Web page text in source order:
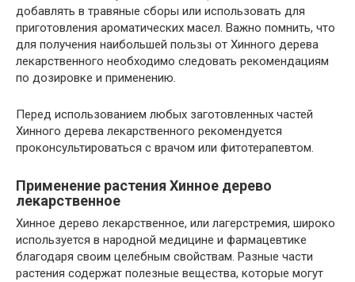
добавлять в травяные сборы или использовать для
приготовления ароматических масел. Важно помнить, что
для получения наибольшей пользы от Хинного дерева
лекарственного необходимо следовать рекомендациям
по дозировке и применению.
Перед использованием любых заготовленных частей
Хинного дерева лекарственного рекомендуется
проконсультироваться с врачом или фитотерапевтом.
Применение растения Хинное дерево
лекарственное
Хинное дерево лекарственное, или лагерстремия, широко
используется в народной медицине и фармацевтике
благодаря своим целебным свойствам. Разные части
растения содержат полезные вещества, которые могут